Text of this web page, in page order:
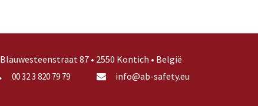
Blauwesteenstraat 87 • 2550 Kontich • België
00 32 3 820 79 79 info@ab-safety.eu